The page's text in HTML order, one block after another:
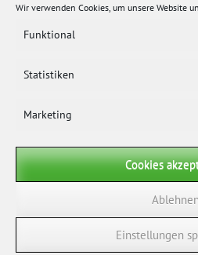
Wir verwenden Cookies, um unsere Website
Funktional
Statistiken
Marketing
Cookies
Ablehnen
Einstellungen
Impressum|Datenschutz